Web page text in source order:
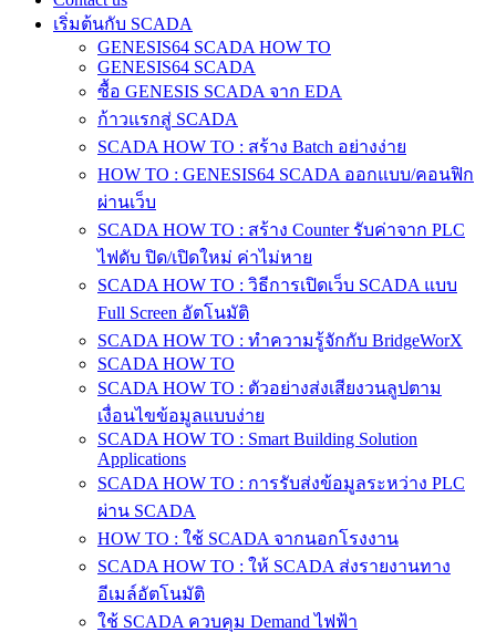
เริ่มต้นกับ SCADA
GENESIS64 SCADA HOW TO
GENESIS64 SCADA
ซื้อ GENESIS SCADA จาก EDA
ก้าวแรกสู่ SCADA
SCADA HOW TO : สร้าง Batch อย่างง่าย
HOW TO : GENESIS64 SCADA ออกแบบ/คอนฟิก
ผ่านเว็บ
SCADA HOW TO : สร้าง Counter รับค่าจาก PLC
ไฟดับ ปิด/เปิดใหม่ ค่าไม่หาย
SCADA HOW TO : วิธีการเปิดเว็บ SCADA แบบ
Full Screen อัตโนมัติ
SCADA HOW TO : ทำความรู้จักกับ BridgeWorX
SCADA HOW TO
SCADA HOW TO : ตัวอย่างส่งเสียงวนลูปตาม
เงื่อนไขข้อมูลแบบง่าย
SCADA HOW TO : Smart Building Solution
Applications
SCADA HOW TO : การรับส่งข้อมูลระหว่าง PLC
ผ่าน SCADA
HOW TO : ใช้ SCADA จากนอกโรงงาน
SCADA HOW TO : ให้ SCADA ส่งรายงานทาง
อีเมล์อัตโนมัติ
ใช้ SCADA ควบคุม Demand ไฟฟ้า